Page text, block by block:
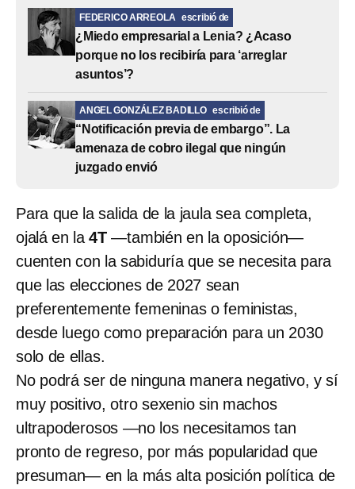
FEDERICO ARREOLA escribió de
¿Miedo empresarial a Lenia? ¿Acaso
porque no los recibiría para ‘arreglar
asuntos’?
ANGEL GONZÁLEZ BADILLO escribió de
“Notificación previa de embargo”. La
amenaza de cobro ilegal que ningún
juzgado envió
Para que la salida de la jaula sea completa,
ojalá en la4T —también en la oposición—
cuenten con la sabiduría que se necesita para
que las elecciones de 2027 sean
preferentemente femeninas o feministas,
desde luego como preparación para un 2030
solo de ellas.
No podrá ser de ninguna manera negativo, y sí
muy positivo, otro sexenio sin machos
ultrapoderosos —no los necesitamos tan
pronto de regreso, por más popularidad que
presuman— en la más alta posición política de